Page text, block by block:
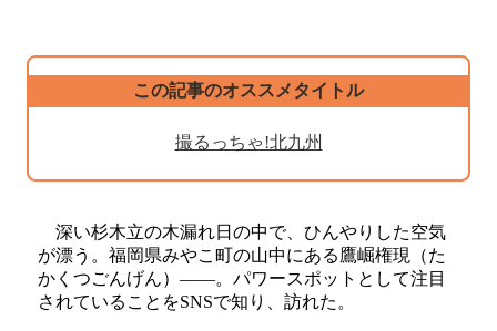
この記事のオススメタイトル
撮るっちゃ!北九州
深い杉木立の木漏れ日の中で、ひんやりした空気
が漂う。福岡県みやこ町の山中にある鷹崛権現（た
かくつごんげん）――。パワースポットとして注目
されていることをSNSで知り、訪れた。